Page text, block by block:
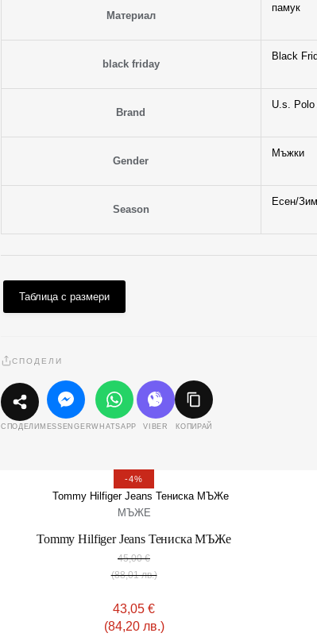
Материал
памук
black friday
Black
Brand
U.s. Polo
Gender
Мъжки
Season
Есен/
Таблица с размери
СПОДЕЛИ
СПОДЕЛИ MESSENGERWHATSAPP VIBER КОПИРАЙ
-4%
МЪЖЕ
Tommy Hilfiger Jeans Тениска МЪЖe
45,00€
(88,01 лв.)
43,05 €
(84,20 лв.)